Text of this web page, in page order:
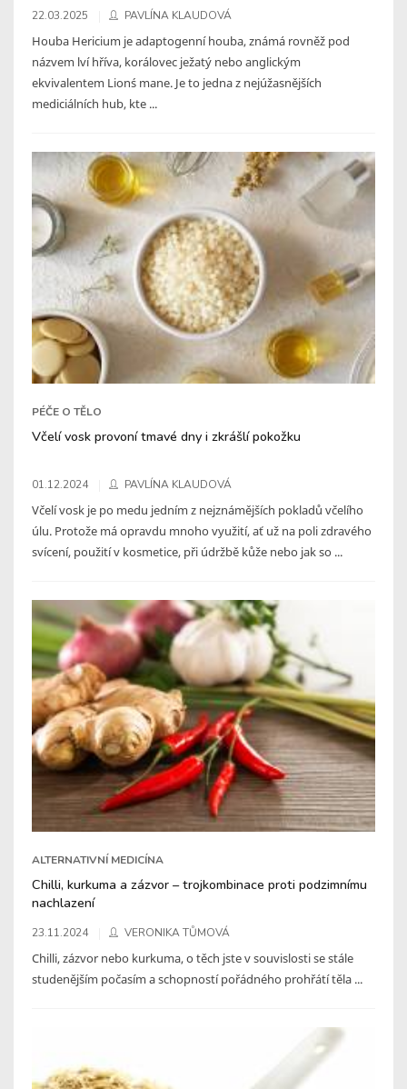
22.03.2025 PAVLÍNA KLAUDOVÁ
Houba Hericium je adaptogenní houba, známá rovněž pod
názvem lví hříva, korálovec ježatý nebo anglickým
ekvivalentem Lion´s mane. Je to jedna z nejúžasnějších
mediciálních hub, kte ...
PÉČE O TĚLO
Včelí vosk provoní tmavé dny i zkrášlí pokožku
01.12.2024 PAVLÍNA KLAUDOVÁ
Včelí vosk je po medu jedním z nejznámějších pokladů včelího
úlu. Protože má opravdu mnoho využití, ať už na poli zdravého
svícení, použití v kosmetice, při údržbě kůže nebo jak so ...
ALTERNATIVNÍ MEDICÍNA
Chilli, kurkuma a zázvor – trojkombinace proti podzimnímu
nachlazení
23.11.2024 VERONIKA TŮMOVÁ
Chilli, zázvor nebo kurkuma, o těch jste v souvislosti se stále
studenějším počasím a schopností pořádného prohřátí těla ...